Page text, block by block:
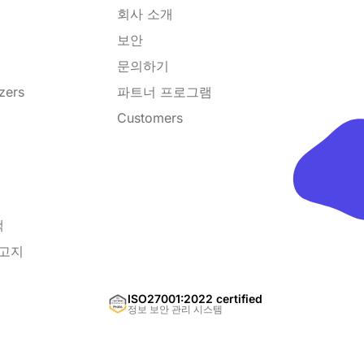
회사 소개
보안
문의하기
파트너 프로그램
Customers
지
ISO27001:2022 certified
정보 보안 관리 시스템